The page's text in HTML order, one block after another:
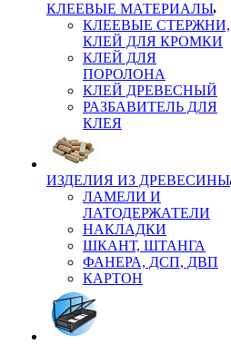
КЛЕЕВЫЕ МАТЕРИАЛЫ
КЛЕЕВЫЕ СТЕРЖНИ,
КЛЕЙ ДЛЯ КРОМКИ
КЛЕЙ ДЛЯ
ПОРОЛОНА
КЛЕЙ ДРЕВЕСНЫЙ
РАЗБАВИТЕЛЬ ДЛЯ
КЛЕЯ
ИЗДЕЛИЯ ИЗ ДРЕВЕСИНЫ
ЛАМЕЛИ И
ЛАТОДЕРЖАТЕЛИ
НАКЛАДКИ
ШКАНТ, ШТАНГА
ФАНЕРА, ДСП, ДВП
КАРТОН